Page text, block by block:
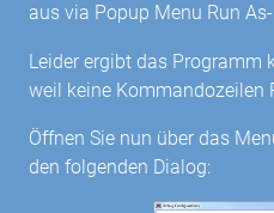
aus via Popup Menu Run
Leider ergibt das Programm
weil keine Kommandozeilen
Öffnen Sie nun über das
den folgenden Dialog: